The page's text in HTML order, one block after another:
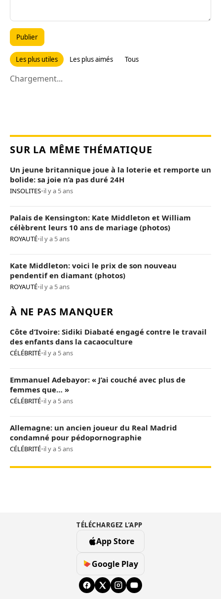
Publier
Les plus utiles Les plus aimés Tous
Chargement...
SUR LA MÊME THÉMATIQUE
Un jeune britannique joue à la loterie et remporte un
bolide: sa joie n’a pas duré 24H
INSOLITES•il y a 5 ans
Palais de Kensington: Kate Middleton et William
célèbrent leurs 10 ans de mariage (photos)
ROYAUTÉ•il y a 5 ans
Kate Middleton: voici le prix de son nouveau
pendentif en diamant (photos)
ROYAUTÉ•il y a 5 ans
À NE PAS MANQUER
Côte d’Ivoire: Sidiki Diabaté engagé contre le travail
des enfants dans la cacaoculture
CÉLÉBRITÉ•il y a 5 ans
Emmanuel Adebayor: « J’ai couché avec plus de
femmes que… »
CÉLÉBRITÉ•il y a 5 ans
Allemagne: un ancien joueur du Real Madrid
condamné pour pédopornographie
CÉLÉBRITÉ•il y a 5 ans
TÉLÉCHARGEZ L’APP
App Store
Google Play